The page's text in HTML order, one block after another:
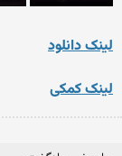
لینک دانلود
لینک کمکی